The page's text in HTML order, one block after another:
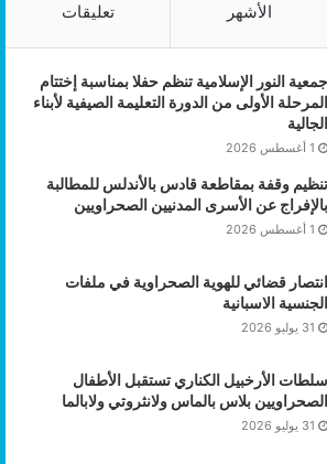
الأشهر تعليقات
جمعية النور الإسلامية تنظم حفلا بمناسبة إختتام
المرحلة الأولى من الدورة التعليمة الصيفية لأبناء
الجالية
1 أغسطس 2026
تنظيم وقفة بمقاطعة قادس بالأندلس للمطالبة
بالإفراج عن الأسرى المدنيين الصحراويين
1 أغسطس 2026
انتصار قضائي للهوية الصحراوية في ملفات
الجنسية الاسبانية
31 يوليو 2026
سلطات الأرخبيل الكناري تستقبل الأطفال
الصحراويين بلاس بالماس ولانثروتي ولابالما
31 يوليو 2026